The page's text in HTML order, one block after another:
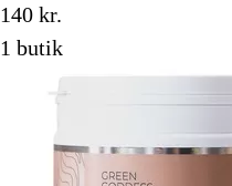
140 kr.
1 butik